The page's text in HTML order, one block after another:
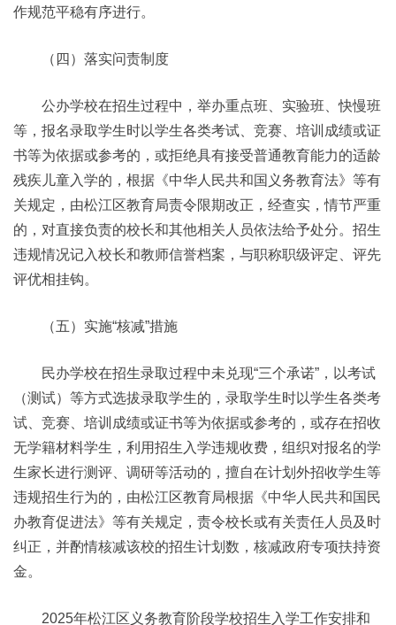
作规范平稳有序进行。
（四）落实问责制度
公办学校在招生过程中，举办重点班、实验班、快慢班
等，报名录取学生时以学生各类考试、竞赛、培训成绩或证
书等为依据或参考的，或拒绝具有接受普通教育能力的适龄
残疾儿童入学的，根据《中华人民共和国义务教育法》等有
关规定，由松江区教育局责令限期改正，经查实，情节严重
的，对直接负责的校长和其他相关人员依法给予处分。招生
违规情况记入校长和教师信誉档案，与职称职级评定、评先
评优相挂钩。
（五）实施“核减”措施
民办学校在招生录取过程中未兑现“三个承诺”，以考试
（测试）等方式选拔录取学生的，录取学生时以学生各类考
试、竞赛、培训成绩或证书等为依据或参考的，或存在招收
无学籍材料学生，利用招生入学违规收费，组织对报名的学
生家长进行测评、调研等活动的，擅自在计划外招收学生等
违规招生行为的，由松江区教育局根据《中华人民共和国民
办教育促进法》等有关规定，责令校长或有关责任人员及时
纠正，并酌情核减该校的招生计划数，核减政府专项扶持资
金。
2025年松江区义务教育阶段学校招生入学工作安排和